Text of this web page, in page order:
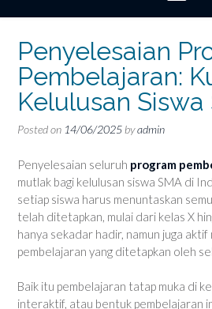
Penyelesaian
Pembelajaran:
Kelulusan Siswa
Posted on 14/06/2025 byadmin
Penyelesaian seluruh program
mutlak bagi kelulusan siswa SMA di
setiap siswa harus menuntaskan
telah ditetapkan, mulai dari kelas X
hanya sekadar hadir, namun juga
pembelajaran yang ditetapkan oleh
Baik itu pembelajaran tatap muka di
interaktif, atau bentuk pembelajaran